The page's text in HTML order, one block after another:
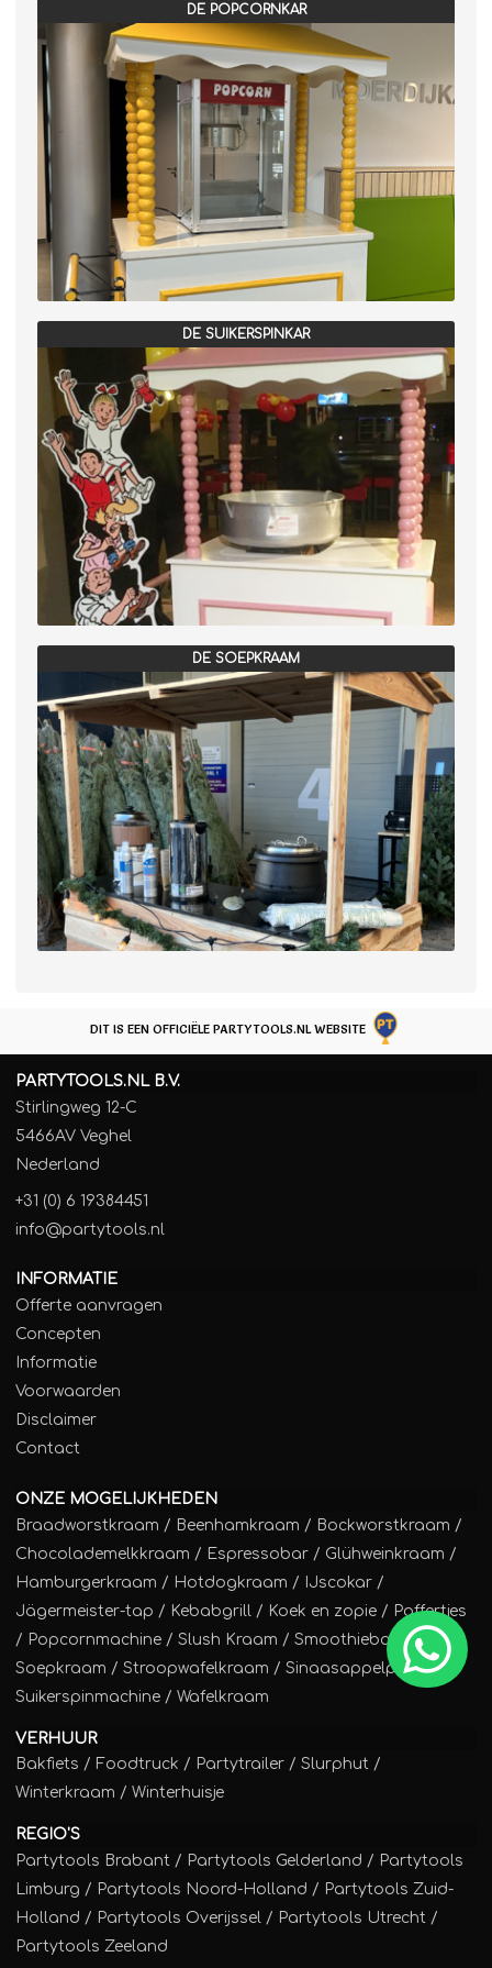
DE POPCORNKAR
DE SUIKERSPINKAR
DE SOEPKRAAM
DIT IS EEN OFFICIËLE PARTYTOOLS.NL WEBSITE
PARTYTOOLS.NL B.V.
Stirlingweg 12-C
5466AV Veghel
Nederland
+31 (0) 6 19384451
info@partytools.nl
INFORMATIE
Offerte aanvragen
Concepten
Informatie
Voorwaarden
Disclaimer
Contact
ONZE MOGELIJKHEDEN
Braadworstkraam / Beenhamkraam / Bockworstkraam /
Chocolademelkkraam / Espressobar / Glühweinkraam /
Hamburgerkraam / Hotdogkraam / IJscokar /
Jägermeister-tap / Kebabgrill / Koek en zopie / Poffertjes
/ Popcornmachine / Slush Kraam / Smoothiebar
/
Soepkraam / Stroopwafelkraam / Sinaasappelpers/
Suikerspinmachine / Wafelkraam
VERHUUR
Bakfiets / Foodtruck / Partytrailer / Slurphut /
Winterkraam / Winterhuisje
REGIO'S
Partytools Brabant / Partytools Gelderland / Partytools
Limburg / Partytools Noord-Holland / Partytools Zuid-
Holland / Partytools Overijssel / Partytools Utrecht /
Partytools Zeeland